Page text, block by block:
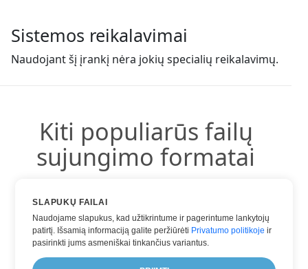
Sistemos reikalavimai
Naudojant šį įrankį nėra jokių specialių reikalavimų.
Kiti populiarūs failų
sujungimo formatai
Galite naudoti kitus populiarius formatus:
SLAPUKŲ FAILAI
Naudojame slapukus, kad užtikrintume ir pagerintume lankytojų
patirtį. Išsamią informaciją galite peržiūrėti Privatumo politikoje ir
pasirinkti jums asmeniškai tinkančius variantus.